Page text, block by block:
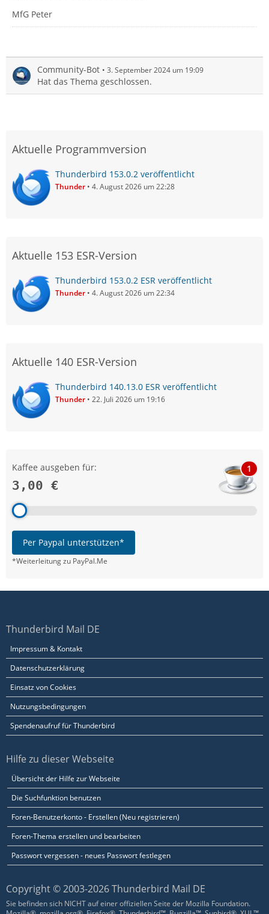
MfG Peter
Community-Bot 3. September 2024 um 19:09
Hat das Thema geschlossen.
Aktuelle Programmversion
Thunderbird 153.0.2 veröffentlicht
Thunder 4. August 2026 um 22:28
Aktuelle 153 ESR-Version
Thunderbird 153.0.2 ESR veröffentlicht
Thunder 4. August 2026 um 22:34
Aktuelle 140 ESR-Version
Thunderbird 140.13.0 ESR veröffentlicht
Thunder 22. Juli 2026 um 19:16
Kaffee ausgeben für:
3,00 €
1
Per Paypal unterstützen*
*Weiterleitung zu PayPal.Me
Thunderbird Mail DE
Impressum & Kontakt
Datenschutzerklärung
Einsatz von Cookies
Nutzungsbedingungen
Spendenaufruf für Thunderbird
Hilfe zu dieser Webseite
Übersicht der Hilfe zur Webseite
Die Suchfunktion benutzen
Foren-Benutzerkonto - Erstellen (Neu registrieren)
Foren-Thema erstellen und bearbeiten
Passwort vergessen - neues Passwort festlegen
Copyright © 2003-2026 Thunderbird Mail DE
Sie befinden sich NICHT auf einer offiziellen Seite der Mozilla Foundation.